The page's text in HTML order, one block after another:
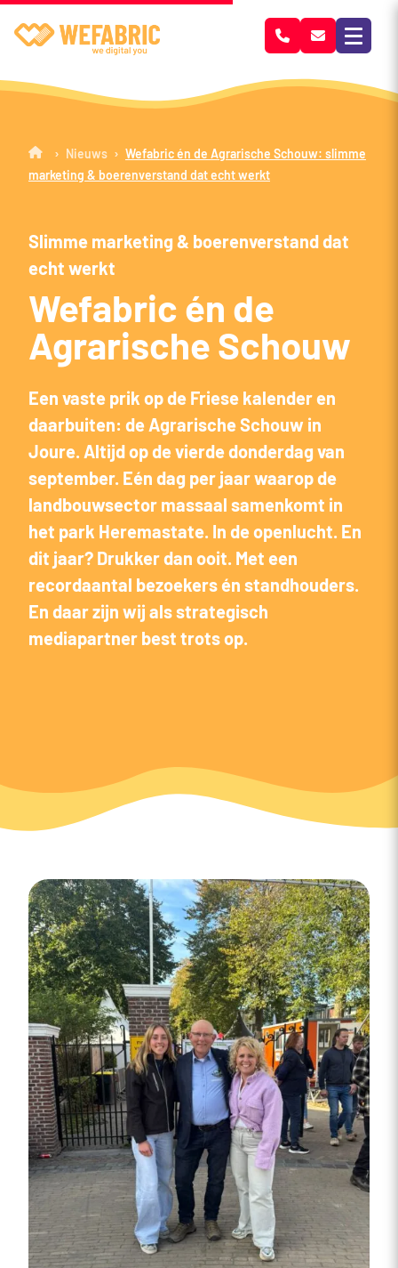
Slimme marketing & boerenverstand dat
echt werkt
Wefabric én de
Agrarische Schouw
Een vaste prik op de Friese kalender en
daarbuiten: de Agrarische Schouw in
Joure. Altijd op de vierde donderdag van
september. Eén dag per jaar waarop de
landbouwsector massaal samenkomt in
het park Heremastate. In de openlucht. En
dit jaar? Drukker dan ooit. Met een
recordaantal bezoekers én standhouders.
En daar zijn wij als strategisch
mediapartner best trots op.
› Nieuws › Wefabric én de Agrarische Schouw: slimme
marketing & boerenverstand dat echt werkt